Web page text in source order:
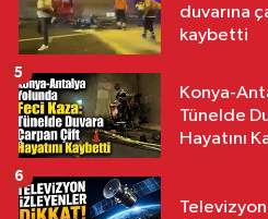
duvarına
kaybetti
Konya-
Tünelde
Hayatını
5
6